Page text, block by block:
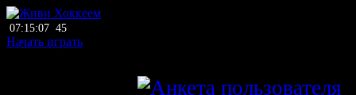
07:15:07 45
Начать играть